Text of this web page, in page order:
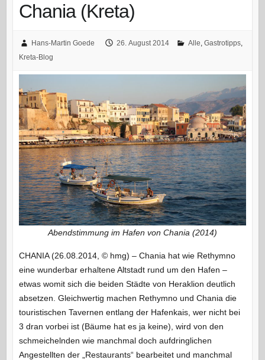
Chania (Kreta)
Hans-Martin Goede 26. August 2014 Alle Gastrotipps,
Kreta-Blog
Abendstimmung im Hafen von Chania (2014)
CHANIA (26.08.2014, © hmg) – Chania hat wie Rethymno
eine wunderbar erhaltene Altstadt rund um den Hafen –
etwas womit sich die beiden Städte von Heraklion deutlich
absetzen. Gleichwertig machen Rethymno und Chania die
touristischen Tavernen entlang der Hafenkais, wer nicht bei
3 dran vorbei ist (Bäume hat es ja keine), wird von den
schmeichelnden wie manchmal doch aufdringlichen
Angestellten der „Restaurants“ bearbeitet und manchmal